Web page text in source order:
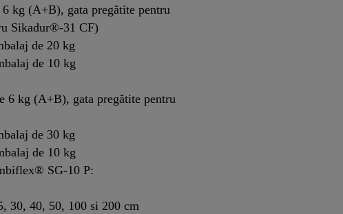
kg (A+B), gata pregătite pentru
Sikadur®-31 CF)
de 20 kg
de 10 kg
6 kg (A+B), gata pregătite pentru
de 30 kg
de 10 kg
SG-10 P:
30, 40, 50, 100 si 200 cm